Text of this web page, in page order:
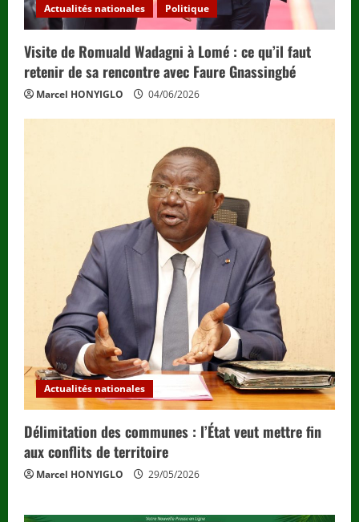
Actualités nationales Politique
Visite de Romuald Wadagni à Lomé : ce qu’il faut
retenir de sa rencontre avec Faure Gnassingbé
Marcel HONYIGLO 04/06/2026
Actualités nationales
Délimitation des communes : l’État veut mettre fin
aux conflits de territoire
Marcel HONYIGLO 29/05/2026